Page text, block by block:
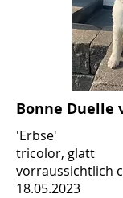
Bonne Duelle
'Erbse'
tricolor, glatt
vorraussichtlich
18.05.2023